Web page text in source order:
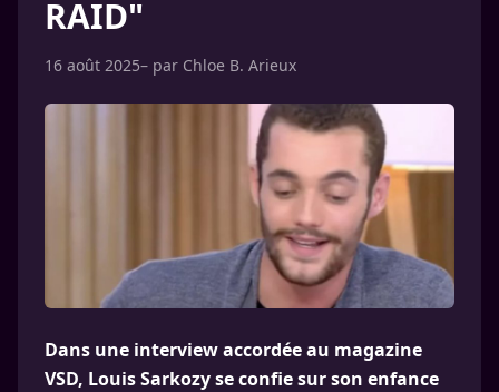
RAID"
16 août 2025– par Chloe B. Arieux
Dans une interview accordée au magazine
VSD, Louis Sarkozy se confie sur son enfance